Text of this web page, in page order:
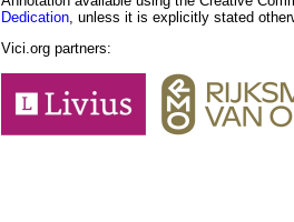
Dedication, unless it is explicitly stated
Vici.org partners: